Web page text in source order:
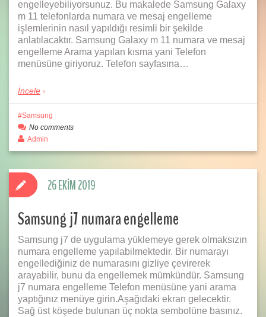
engelleyebiliyorsunuz. Bu makalede Samsung Galaxy
m 11 telefonlarda numara ve mesaj engelleme
işlemlerinin nasıl yapıldığı resimli bir şekilde
anlatılacaktır. Samsung Galaxy m 11 numara ve mesaj
engelleme Arama yapılan kısma yani Telefon
menüsüne giriyoruz. Telefon sayfasına…
İncele
Samsung
No comments
Admin
Samsung j7 numara engelleme
Samsung j7 de uygulama yüklemeye gerek olmaksızın
numara engelleme yapılabilmektedir. Bir numarayı
engellediğiniz de numarasını gizliye çevirerek
arayabilir, bunu da engellemek mümkündür. Samsung
j7 numara engelleme Telefon menüsüne yani arama
yaptığınız menüye girin.Aşağıdaki ekran gelecektir.
Sağ üst köşede bulunan üç nokta sembolüne basınız.
26 EKIM 2019